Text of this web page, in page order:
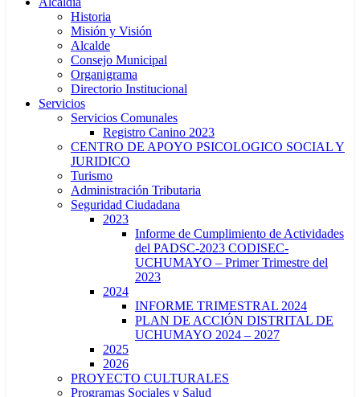
Historia
Misión y Visión
Alcalde
Consejo Municipal
Organigrama
Directorio Institucional
Servicios
Servicios Comunales
Registro Canino 2023
CENTRO DE APOYO PSICOLOGICO SOCIAL Y
JURIDICO
Turismo
Administración Tributaria
Seguridad Ciudadana
2023
Informe de Cumplimiento de Actividades
del PADSC-2023 CODISEC-
UCHUMAYO – Primer Trimestre del
2023
2024
INFORME TRIMESTRAL 2024
PLAN DE ACCIÓN DISTRITAL DE
UCHUMAYO 2024 – 2027
2025
2026
PROYECTO CULTURALES
Programas Sociales y Salud